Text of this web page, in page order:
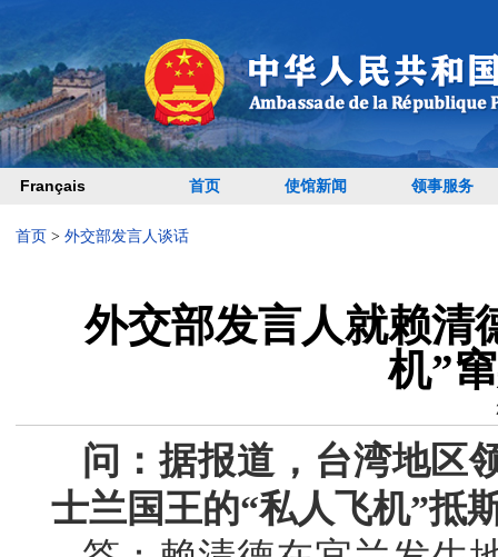
Français 首页 使馆新闻 领事服务
首页 > 外交部发言人谈话
外交部发言人就赖清
机”
问：据报道，台湾地区
士兰国王的“私人飞机”抵